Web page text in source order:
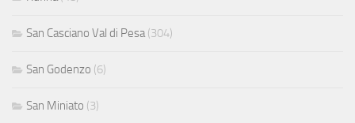
San Casciano Val di Pesa(304)
San Godenzo (6)
San Miniato (3)